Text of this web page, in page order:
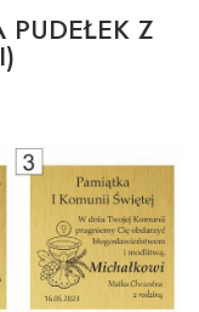
PUDEŁEK Z